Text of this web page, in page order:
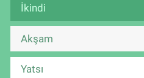
İkindi
Akşam
Yatsı